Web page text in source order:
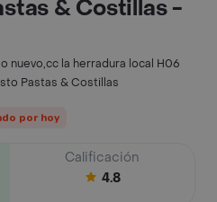
& Costillas -
nuevo,cc la herradura local H06
Pastas & Costillas
por hoy
Calificación
4.8